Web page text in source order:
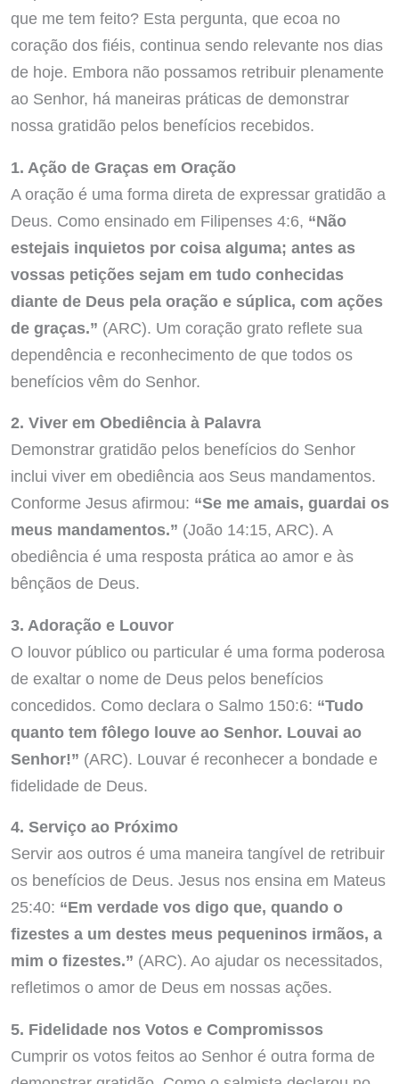
que me tem feito? Esta pergunta, que ecoa no
coração dos fiéis, continua sendo relevante nos dias
de hoje. Embora não possamos retribuir plenamente
ao Senhor, há maneiras práticas de demonstrar
nossa gratidão pelos benefícios recebidos.
1. Ação de Graças em Oração
A oração é uma forma direta de expressar gratidão a
Deus. Como ensinado em Filipenses 4:6, “Não
estejais inquietos por coisa alguma; antes as
vossas petições sejam em tudo conhecidas
diante de Deus pela oração e súplica, com ações
de graças.” (ARC). Um coração grato reflete sua
dependência e reconhecimento de que todos os
benefícios vêm do Senhor.
2. Viver em Obediência à Palavra
Demonstrar gratidão pelos benefícios do Senhor
inclui viver em obediência aos Seus mandamentos.
Conforme Jesus afirmou: “Se me amais, guardai os
meus mandamentos.” (João 14:15, ARC). A
obediência é uma resposta prática ao amor e às
bênçãos de Deus.
3. Adoração e Louvor
O louvor público ou particular é uma forma poderosa
de exaltar o nome de Deus pelos benefícios
concedidos. Como declara o Salmo 150:6: “Tudo
quanto tem fôlego louve ao Senhor. Louvai ao
Senhor!” (ARC). Louvar é reconhecer a bondade e
fidelidade de Deus.
4. Serviço ao Próximo
Servir aos outros é uma maneira tangível de retribuir
os benefícios de Deus. Jesus nos ensina em Mateus
25:40: “Em verdade vos digo que, quando o
fizestes a um destes meus pequeninos irmãos, a
mim o fizestes.” (ARC). Ao ajudar os necessitados,
refletimos o amor de Deus em nossas ações.
5. Fidelidade nos Votos e Compromissos
Cumprir os votos feitos ao Senhor é outra forma de